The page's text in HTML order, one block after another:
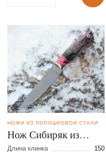
НОЖИ ИЗ ПОРОШКОВОЙ СТАЛИ
Нож Сибиряк из
порошковой стали
Длина клинка
150